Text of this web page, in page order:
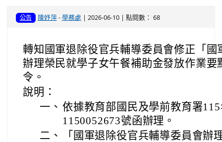
公告 陳妤萍-學務處 | 2026-06-10 | 點閱數： 68
轉知國軍退除役官兵輔導委員會修正「
辦理榮民就學子女午餐補助金發放作業要
令。
說明：
一、 依據教育部國民及學前教育署
1150052673號函辦理。
二、
「國軍退除役官兵輔導委員會辦